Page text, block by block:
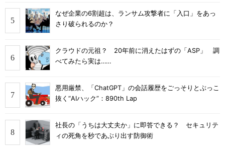
なぜ企業の6割超は、ランサム攻撃者に「入口」をあっ
さり破られるのか？
クラウドの元祖？ 20年前に消えたはずの「ASP」 調
べてみたら実は……
悪用厳禁、「ChatGPT」の会話履歴をごっそりとぶっこ
抜く“AIハック”：890th Lap
社長の「うちは大丈夫か」に即答できる？ セキュリテ
ィの死角を秒であぶり出す防御術